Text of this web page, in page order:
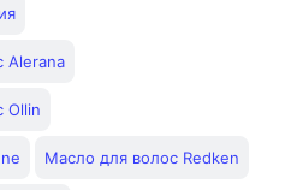
Alerana
Ollin
Масло для волос Redken